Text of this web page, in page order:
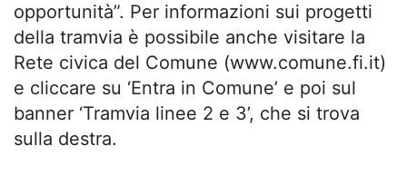
opportunità”. Per informazioni sui progetti
della tramvia è possibile anche visitare la
Rete civica del Comune (www.comune.fi.it)
e cliccare su ‘Entra in Comune’ e poi sul
banner ‘Tramvia linee 2 e 3’, che si trova
sulla destra.